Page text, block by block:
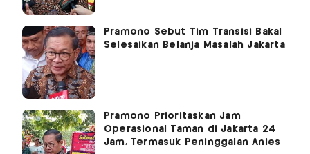
Pramono Sebut Tim Transisi Bakal
Selesaikan Belanja Masalah Jakarta
Pramono Prioritaskan Jam
Operasional Taman di Jakarta 24
Jam, Termasuk Peninggalan Anies